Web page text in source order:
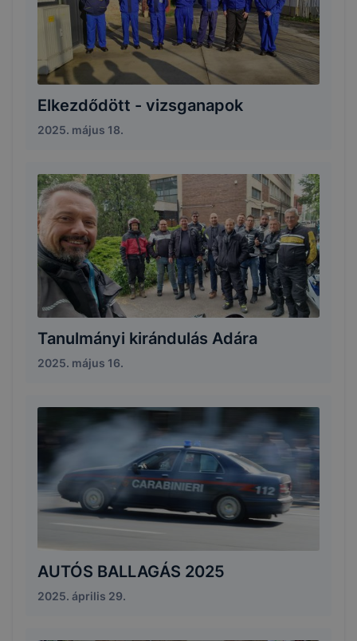
Elkezdődött - vizsganapok
2025. május 18.
Tanulmányi kirándulás Adára
2025. május 16.
AUTÓS BALLAGÁS 2025
2025. április 29.